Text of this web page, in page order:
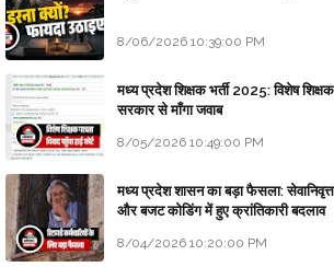
8/06/2026 10:39:00 PM
मध्य प्रदेश शिक्षक भर्ती 2025: विशेष शिक्षक
सरकार से माँगा जवाब
8/05/2026 10:49:00 PM
मध्य प्रदेश शासन का बड़ा फैसला: सेवानिवृत्त
और बजट कोडिंग में हुए क्रांतिकारी बदलाव
8/04/2026 10:20:00 PM